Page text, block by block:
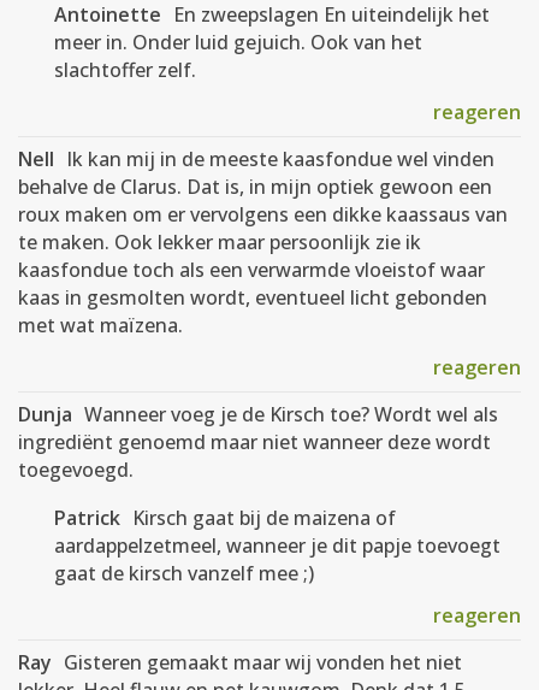
Antoinette En zweepslagen En uiteindelijk het
meer in. Onder luid gejuich. Ook van het
slachtoffer zelf.
reageren
Nell Ik kan mij in de meeste kaasfondue wel vinden
behalve de Clarus. Dat is, in mijn optiek gewoon een
roux maken om er vervolgens een dikke kaassaus van
te maken. Ook lekker maar persoonlijk zie ik
kaasfondue toch als een verwarmde vloeistof waar
kaas in gesmolten wordt, eventueel licht gebonden
met wat maïzena.
reageren
Dunja Wanneer voeg je de Kirsch toe? Wordt wel als
ingrediënt genoemd maar niet wanneer deze wordt
toegevoegd.
Patrick Kirsch gaat bij de maizena of
aardappelzetmeel, wanneer je dit papje toevoegt
gaat de kirsch vanzelf mee ;)
reageren
Ray Gisteren gemaakt maar wij vonden het niet